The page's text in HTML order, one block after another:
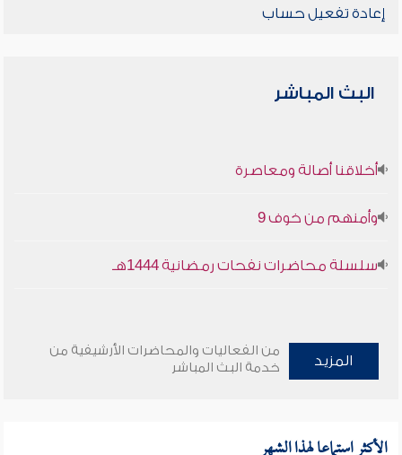
إعادة تفعيل حساب
البث المباشر
أخلاقنا أصالة ومعاصرة
وأمنهم من خوف 9
سلسلة محاضرات نفحات رمضانية 1444هـ
المزيد
من الفعاليات والمحاضرات الأرشيفية من
خدمة البث المباشر